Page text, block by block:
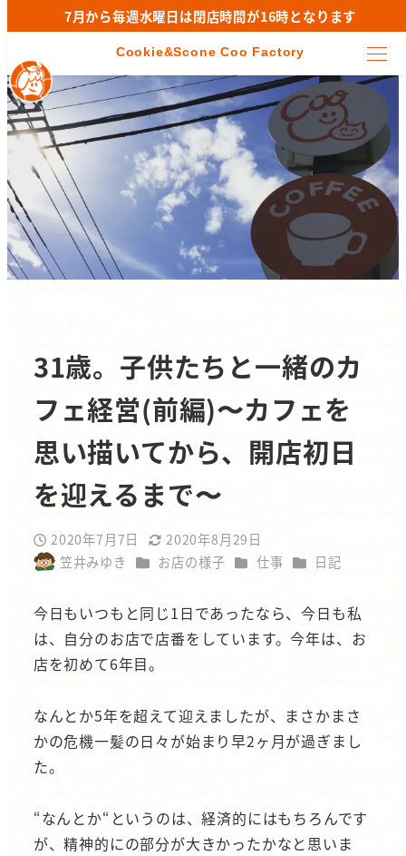
7月から毎週水曜日は閉店時間が16時となります
31歳。子供たちと一緒のカ
フェ経営(前編)〜カフェを
思い描いてから、開店初日
を迎えるまで〜
投稿日
2020年7月7日
更新日
2020年8月29日
著
笠井みゆき カテゴリー
お店の様子 カテゴリー
仕事 カテゴリー
日記
今日もいつもと同じ1日であったなら、今日も私
は、自分のお店で店番をしています。今年は、お
店を初めて6年目。
なんとか5年を超えて迎えましたが、まさかまさ
かの危機一髪の日々が始まり早2ヶ月が過ぎまし
た。
“なんとか“というのは、経済的にはもちろんです
が、精神的にの部分が大きかったかなと思いま